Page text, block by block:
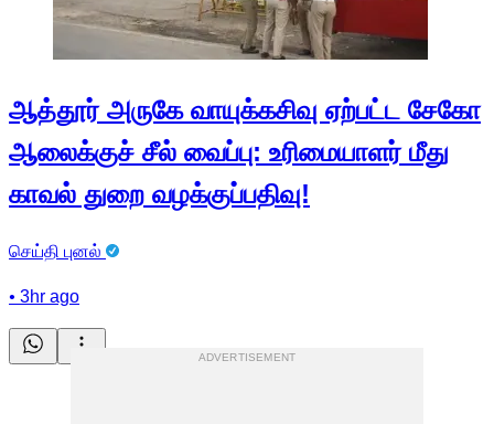
ஆத்தூர் அருகே வாயுக்கசிவு ஏற்பட்ட சேகோ
ஆலைக்குச் சீல் வைப்பு: உரிமையாளர் மீது
காவல் துறை வழக்குப்பதிவு!
செய்தி புனல்
• 3hr ago
ADVERTISEMENT